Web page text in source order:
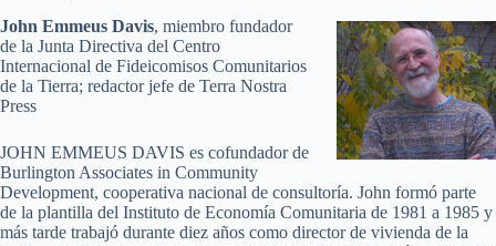
John Emmeus Davis, miembro fundador
de la Junta Directiva del Centro
Internacional de Fideicomisos Comunitarios
de la Tierra; redactor jefe de Terra Nostra
Press
JOHN EMMEUS DAVIS es cofundador de
Burlington Associates in Community
Development, cooperativa nacional de consultoría. John formó parte
de la plantilla del Instituto de Economía Comunitaria de 1981 a 1985 y
más tarde trabajó durante diez años como director de vivienda de la